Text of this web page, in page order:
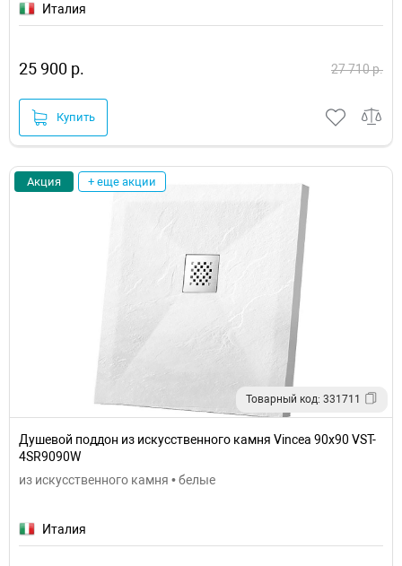
Италия
25 900 р. 27 710 р.
Купить
Акция + еще акции
Товарный код: 331711
Душевой поддон из искусственного камня Vincea 90x90 VST-
4SR9090W
из искусственного камня • белые
Италия